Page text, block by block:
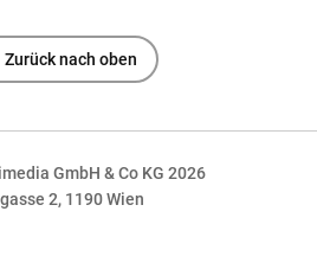
Zurück nach oben
GmbH & Co KG 2026
2, 1190 Wien